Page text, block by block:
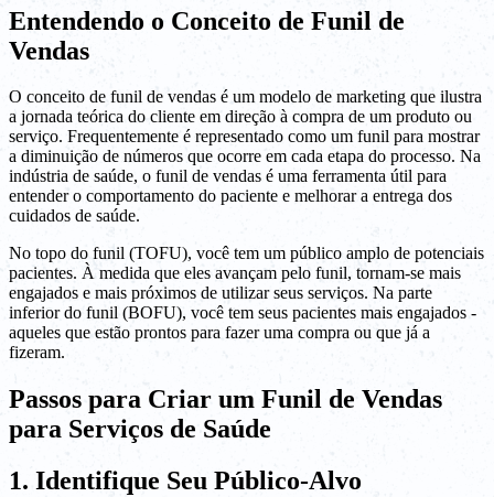
Entendendo o Conceito de Funil de
Vendas
O conceito de funil de vendas é um modelo de marketing que ilustra
a jornada teórica do cliente em direção à compra de um produto ou
serviço. Frequentemente é representado como um funil para mostrar
a diminuição de números que ocorre em cada etapa do processo. Na
indústria de saúde, o funil de vendas é uma ferramenta útil para
entender o comportamento do paciente e melhorar a entrega dos
cuidados de saúde.
No topo do funil (TOFU), você tem um público amplo de potenciais
pacientes. À medida que eles avançam pelo funil, tornam-se mais
engajados e mais próximos de utilizar seus serviços. Na parte
inferior do funil (BOFU), você tem seus pacientes mais engajados -
aqueles que estão prontos para fazer uma compra ou que já a
fizeram.
Passos para Criar um Funil de Vendas
para Serviços de Saúde
1. Identifique Seu Público-Alvo